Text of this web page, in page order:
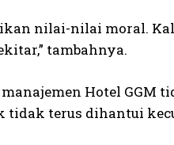
nilai-nilai moral.
tambahnya.
Hotel GGM
tidak terus dihantui